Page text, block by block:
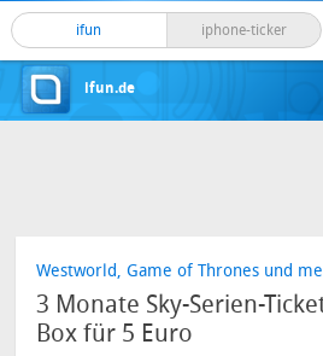
ifun iphone-ticker
ifun.de
Westworld, Game of Thrones und
3 Monate Sky-Serien-
Box für 5 Euro